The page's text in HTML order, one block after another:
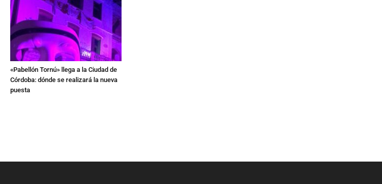
«Pabellón Tornú» llega a la Ciudad de
Córdoba: dónde se realizará la nueva
puesta